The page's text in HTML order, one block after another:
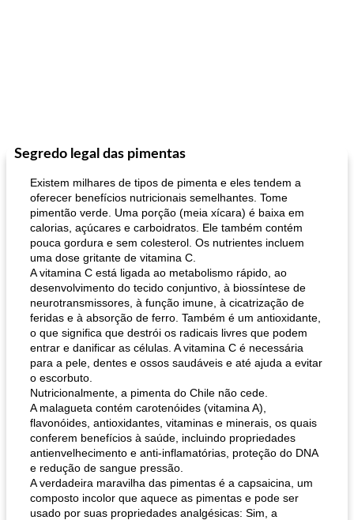
Segredo legal das pimentas
Existem milhares de tipos de pimenta e eles tendem a
oferecer benefícios nutricionais semelhantes. Tome
pimentão verde. Uma porção (meia xícara) é baixa em
calorias, açúcares e carboidratos. Ele também contém
pouca gordura e sem colesterol. Os nutrientes incluem
uma dose gritante de vitamina C.
A vitamina C está ligada ao metabolismo rápido, ao
desenvolvimento do tecido conjuntivo, à biossíntese de
neurotransmissores, à função imune, à cicatrização de
feridas e à absorção de ferro. Também é um antioxidante,
o que significa que destrói os radicais livres que podem
entrar e danificar as células. A vitamina C é necessária
para a pele, dentes e ossos saudáveis ​​e até ajuda a evitar
o escorbuto.
Nutricionalmente, a pimenta do Chile não cede.
A malagueta contém carotenóides (vitamina A),
flavonóides, antioxidantes, vitaminas e minerais, os quais
conferem benefícios à saúde, incluindo propriedades
antienvelhecimento e anti-inflamatórias, proteção do DNA
e redução de sangue pressão.
A verdadeira maravilha das pimentas é a capsaicina, um
composto incolor que aquece as pimentas e pode ser
usado por suas propriedades analgésicas: Sim, a